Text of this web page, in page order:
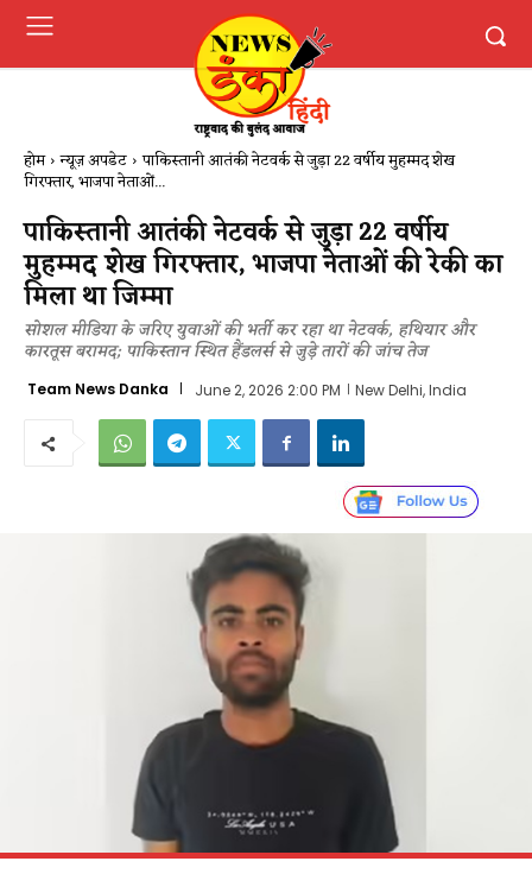
होम न्यूज़ अपडेट पाकिस्तानी आतंकी नेटवर्क से जुड़ा 22 वर्षीय मुहम्मद शेख
गिरफ्तार, भाजपा नेताओं...
पाकिस्तानी आतंकी नेटवर्क से जुड़ा 22 वर्षीय
मुहम्मद शेख गिरफ्तार, भाजपा नेताओं की रेकी का
मिला था जिम्मा
सोशल मीडिया के जरिए युवाओं की भर्ती कर रहा था नेटवर्क, हथियार और
कारतूस बरामद; पाकिस्तान स्थित हैंडलर्स से जुड़े तारों की जांच तेज
Team News Danka June 2, 2026 2:00 PM New Delhi, India